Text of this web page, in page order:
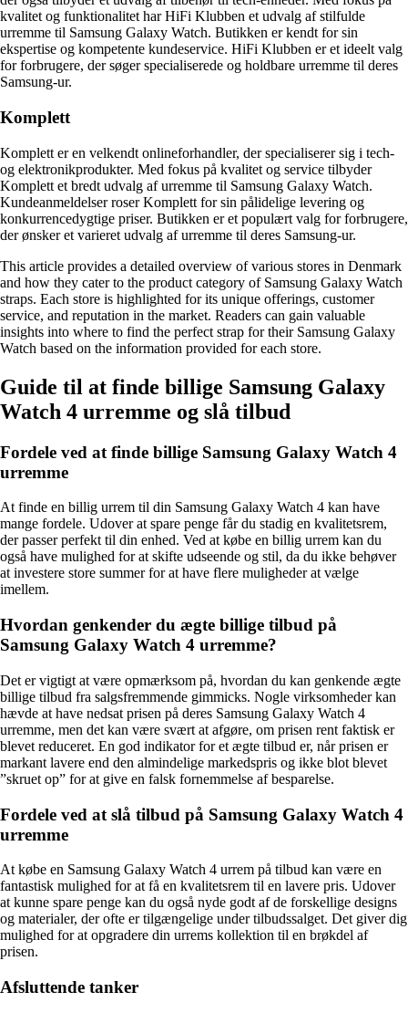
kvalitet og funktionalitet har HiFi Klubben et udvalg af stilfulde
urremme til Samsung Galaxy Watch. Butikken er kendt for sin
ekspertise og kompetente kundeservice. HiFi Klubben er et ideelt valg
for forbrugere, der søger specialiserede og holdbare urremme til deres
Samsung-ur.
Komplett
Komplett er en velkendt onlineforhandler, der specialiserer sig i tech-
og elektronikprodukter. Med fokus på kvalitet og service tilbyder
Komplett et bredt udvalg af urremme til Samsung Galaxy Watch.
Kundeanmeldelser roser Komplett for sin pålidelige levering og
konkurrencedygtige priser. Butikken er et populært valg for forbrugere,
der ønsker et varieret udvalg af urremme til deres Samsung-ur.
This article provides a detailed overview of various stores in Denmark
and how they cater to the product category of Samsung Galaxy Watch
straps. Each store is highlighted for its unique offerings, customer
service, and reputation in the market. Readers can gain valuable
insights into where to find the perfect strap for their Samsung Galaxy
Watch based on the information provided for each store.
Guide til at finde billige Samsung Galaxy
Watch 4 urremme og slå tilbud
Fordele ved at finde billige Samsung Galaxy Watch 4
urremme
At finde en billig urrem til din Samsung Galaxy Watch 4 kan have
mange fordele. Udover at spare penge får du stadig en kvalitetsrem,
der passer perfekt til din enhed. Ved at købe en billig urrem kan du
også have mulighed for at skifte udseende og stil, da du ikke behøver
at investere store summer for at have flere muligheder at vælge
imellem.
Hvordan genkender du ægte billige tilbud på
Samsung Galaxy Watch 4 urremme?
Det er vigtigt at være opmærksom på, hvordan du kan genkende ægte
billige tilbud fra salgsfremmende gimmicks. Nogle virksomheder kan
hævde at have nedsat prisen på deres Samsung Galaxy Watch 4
urremme, men det kan være svært at afgøre, om prisen rent faktisk er
blevet reduceret. En god indikator for et ægte tilbud er, når prisen er
markant lavere end den almindelige markedspris og ikke blot blevet
”skruet op” for at give en falsk fornemmelse af besparelse.
Fordele ved at slå tilbud på Samsung Galaxy Watch 4
urremme
At købe en Samsung Galaxy Watch 4 urrem på tilbud kan være en
fantastisk mulighed for at få en kvalitetsrem til en lavere pris. Udover
at kunne spare penge kan du også nyde godt af de forskellige designs
og materialer, der ofte er tilgængelige under tilbudssalget. Det giver dig
mulighed for at opgradere din urrems kollektion til en brøkdel af
prisen.
Afsluttende tanker